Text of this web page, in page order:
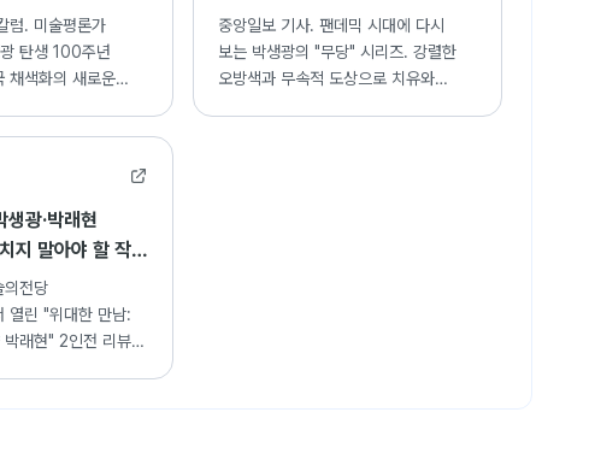
럼. 미술평론가
탄생 100주년
채색화의 새로운
중앙일보
중앙일보 기사. 팬데믹 시대에 다시
보는 박생광의 "무당" 시리즈. 강렬한
오방색과 무속적 도상으로 치유와
광·박래현
지 말아야 할 작품
의전당
열린 "위대한 만남:
박래현" 2인전 리뷰.